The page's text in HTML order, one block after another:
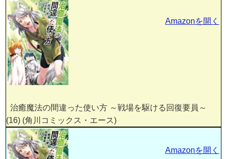
治癒魔法の間違った使い方 ～戦場を駆ける回復要員～
(16) (角川コミックス・エース)
Amazonを開く
Amazonを開く